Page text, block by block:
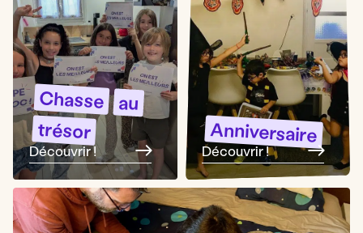
Chasse au
trésor
Découvrir !
Anniversaire
Découvrir !